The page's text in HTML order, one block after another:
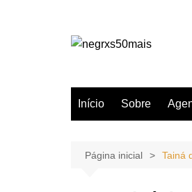
Início Sobre
Página inicial Tainá